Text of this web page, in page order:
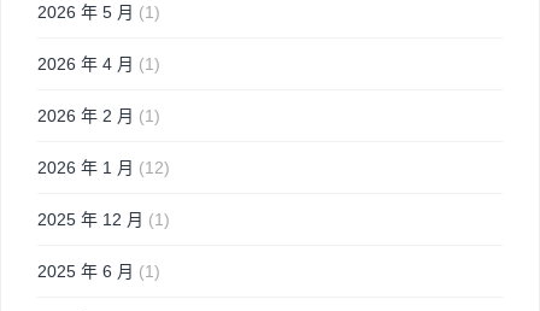
2026 年 5 月 (1)
2026 年 4 月 (1)
2026 年 2 月 (1)
2026 年 1 月 (12)
2025 年 12 月 (1)
2025 年 6 月 (1)